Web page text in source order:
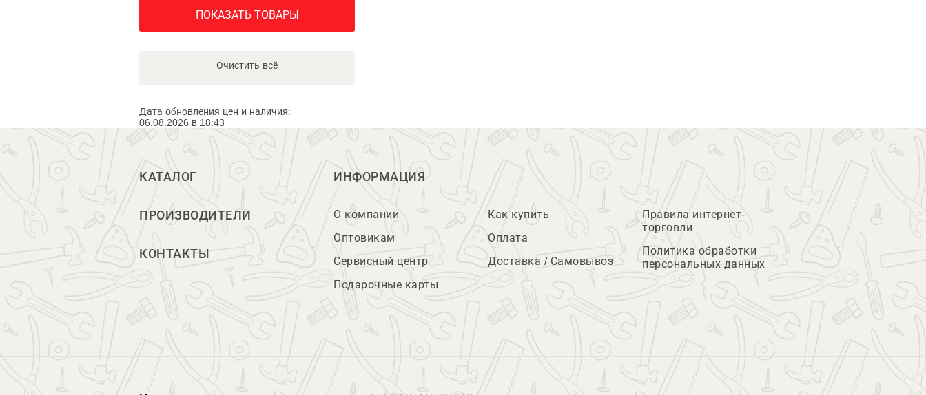
ПОКАЗАТЬ ТОВАРЫ
Очистить всё
Дата обновления цен и наличия:
06.08.2026 в 18:43
КАТАЛОГ
ПРОИЗВОДИТЕЛИ
КОНТАКТЫ
ИНФОРМАЦИЯ
О компании
Оптовикам
Сервисный центр
Подарочные карты
Как купить
Оплата
Доставка / Самовывоз
Правила интернет-
торговли
Политика обработки
персональных данных